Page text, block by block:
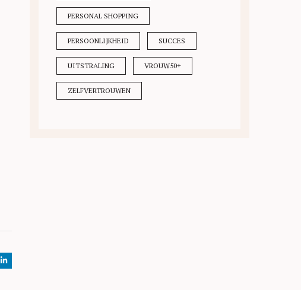
PERSONAL SHOPPING
PERSOONLIJKHEID SUCCES
UITSTRALING VROUW50+
ZELFVERTROUWEN